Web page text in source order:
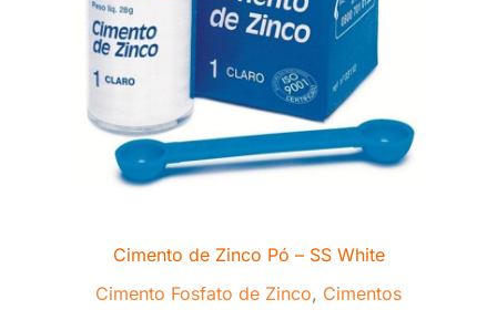
Cimento de Zinco Pó – SS White
Cimento Fosfato de Zinco, Cimentos